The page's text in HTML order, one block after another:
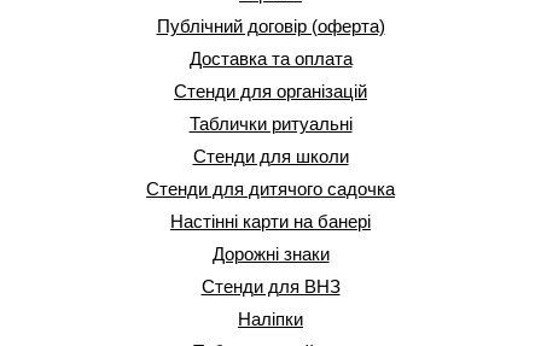
Публічний договір (оферта)
Доставка та оплата
Стенди для організацій
Таблички ритуальні
Стенди для школи
Стенди для дитячого садочка
Настінні карти на банері
Дорожні знаки
Стенди для ВНЗ
Наліпки